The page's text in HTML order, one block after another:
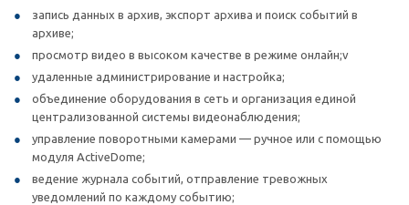
запись данных в архив, экспорт архива и поиск событий в
архиве;
просмотр видео в высоком качестве в режиме онлайн;v
удаленные администрирование и настройка;
объединение оборудования в сеть и организация единой
централизованной системы видеонаблюдения;
управление поворотными камерами — ручное или с помощью
модуля ActiveDome;
ведение журнала событий, отправление тревожных
уведомлений по каждому событию;